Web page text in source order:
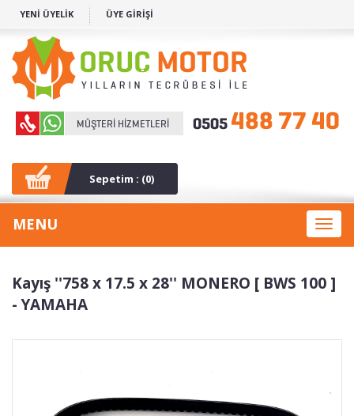
YENİ ÜYELİK ÜYE GİRİŞİ
Sepetim : (0)
Toggle
MENU
Kayış ''758 x 17.5 x 28'' MONERO [ BWS 100 ]
- YAMAHA